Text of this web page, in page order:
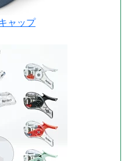
ャップ